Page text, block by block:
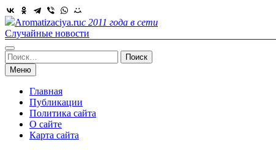
Skip
to
content
Aromatizaciya.ruс 2011 года в сети
Случайные новости
Найти:
Меню
Главная
Публикации
Политика сайта
О сайте
Карта сайта